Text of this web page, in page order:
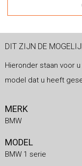
DIT ZIJN DE
Hieronder staan voor
model dat u heeft
MERK
BMW
MODEL
BMW 1 serie